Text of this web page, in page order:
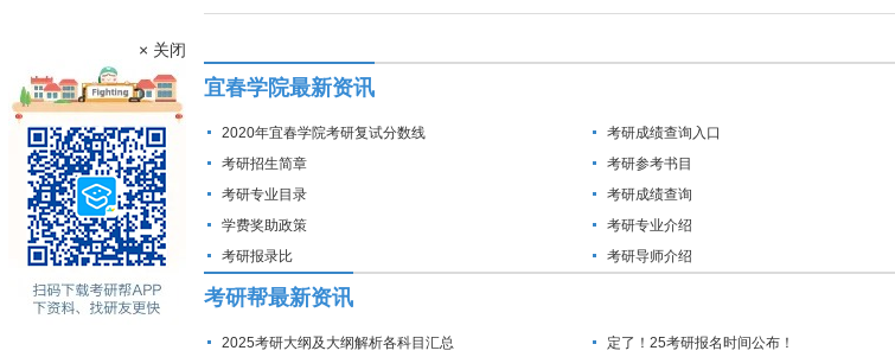
宜春学院最新资讯
2020年宜春学院考研复试分数线
考研成绩查询入口
考研招生简章
考研参考书目
考研专业目录
考研成绩查询
学费奖助政策
考研专业介绍
考研报录比
考研导师介绍
考研帮最新资讯
2025考研大纲及大纲解析各科目汇总 定了！25考研报名时间公布！
× 关闭